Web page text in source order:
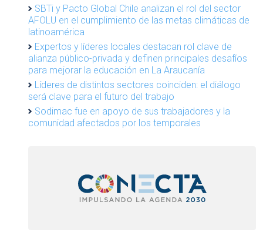
SBTi y Pacto Global Chile analizan el rol del sector
AFOLU en el cumplimiento de las metas climáticas de
latinoamérica
Expertos y líderes locales destacan rol clave de
alianza público-privada y definen principales desafíos
para mejorar la educación en La Araucanía
Líderes de distintos sectores coinciden: el diálogo
será clave para el futuro del trabajo
Sodimac fue en apoyo de sus trabajadores y la
comunidad afectados por los temporales